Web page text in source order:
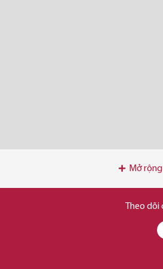
Mở
Theo